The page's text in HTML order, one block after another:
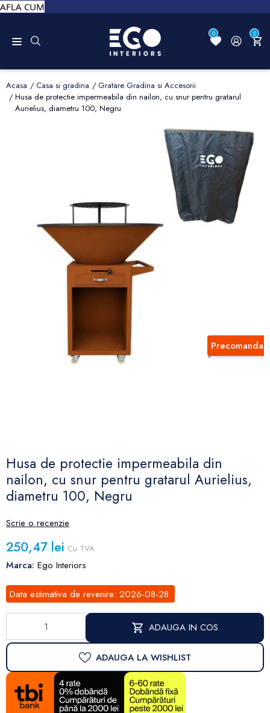
AFLA CUM
0 0
Acasa Casa si gradina
Gratare Gradina si Accesorii
Husa de protectie impermeabila din nailon, cu snur pentru gratarul
Aurielius, diametru 100, Negru
Precomanda
Husa de protectie impermeabila din
nailon, cu snur pentru gratarul Aurielius,
diametru 100, Negru
Scrie o recenzie
250,47 lei Cu TVA
Marca: Ego Interiors
Data estimativa de revenire: 2026-08-28
ADAUGA IN COS
ADAUGA LA WISHLIST